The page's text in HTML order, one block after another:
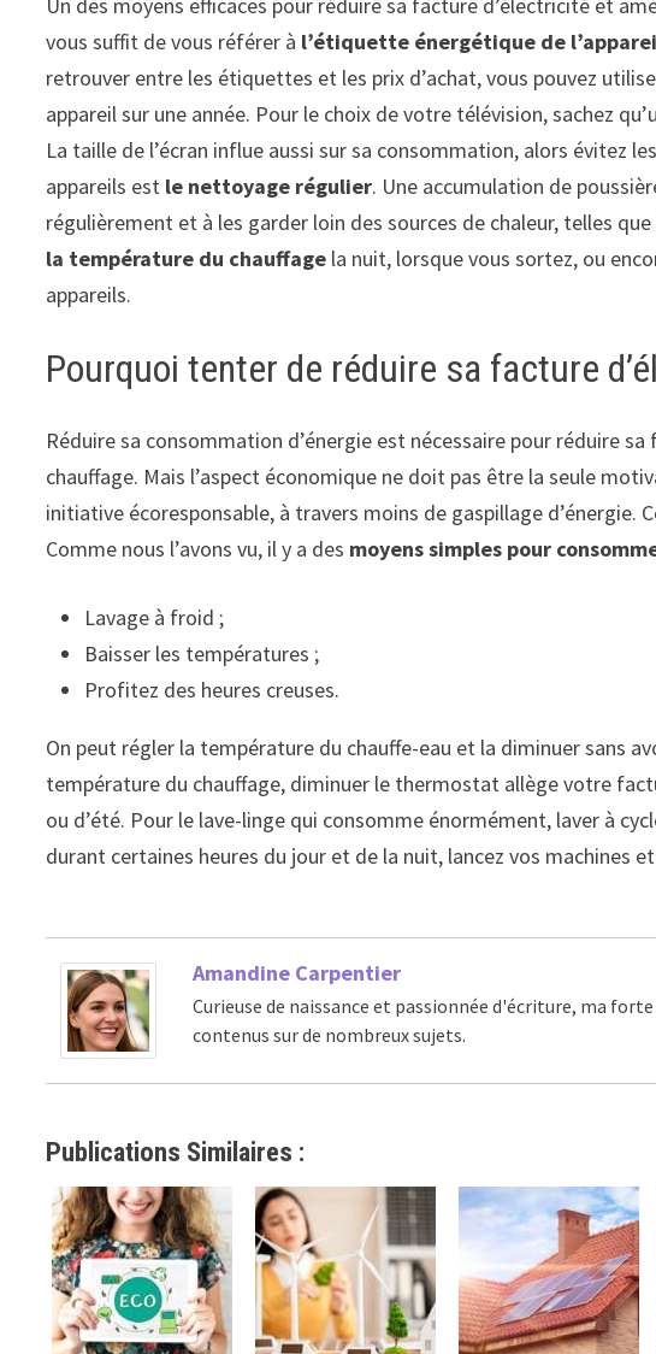
vous suffit de vous référer à l’étiquette énergétique de
retrouver entre les étiquettes et les prix d’achat, vous pouvez
appareil sur une année. Pour le choix de votre télévision, sachez
La taille de l’écran influe aussi sur sa consommation, alors évitez
appareils est le nettoyage régulier. Une accumulation de
régulièrement et à les garder loin des sources de chaleur, telles
la température du chauffage la nuit, lorsque vous sortez, ou
appareils.
Pourquoi tenter de réduire sa facture
Réduire sa consommation d’énergie est nécessaire pour réduire
chauffage. Mais l’aspect économique ne doit pas être la seule
initiative écoresponsable, à travers moins de gaspillage d’énergie.
Comme nous l’avons vu, il y a des moyens simples pour
Lavage à froid ;
Baisser les températures ;
Profitez des heures creuses.
On peut régler la température du chauffe-eau et la diminuer sans
température du chauffage, diminuer le thermostat allège votre
ou d’été. Pour le lave-linge qui consomme énormément, laver à
durant certaines heures du jour et de la nuit, lancez vos machines
Amandine Carpentier
Curieuse de naissance et passionnée d'écriture, ma
contenus sur de nombreux sujets.
Publications Similaires :